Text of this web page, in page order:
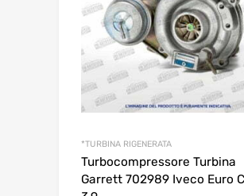
*TURBINA RIGENERATA
Turbocompressore Turbina
Garrett 702989 Iveco Euro